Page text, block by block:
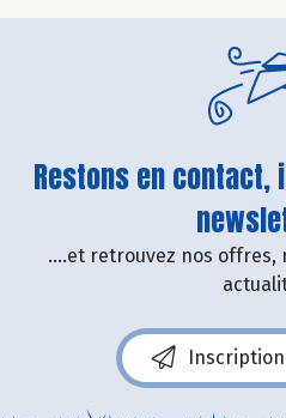
Restons en
....et retrouvez nos offres,